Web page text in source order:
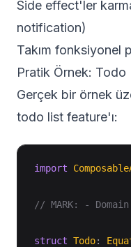
Side effect'ler
notification)
Takım fonksiyonel
Pratik Örnek: Todo
Gerçek bir örnek
todo list feature'ı:
import
// MARK: - Domain
struct Todo: